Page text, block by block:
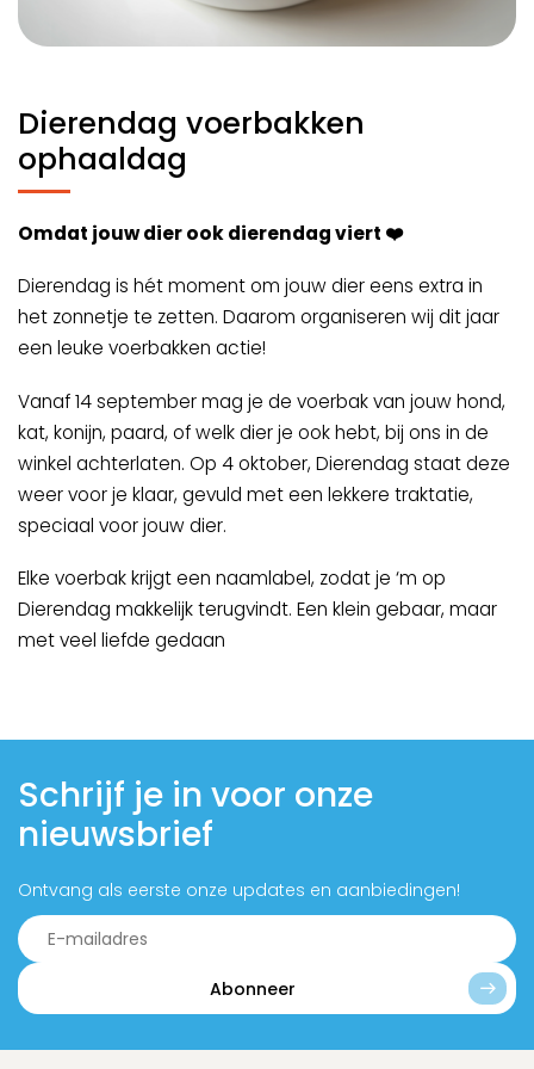
Dierendag voerbakken
ophaaldag
Omdat jouw dier ook dierendag viert ❤️
Dierendag is hét moment om jouw dier eens extra in
het zonnetje te zetten. Daarom organiseren wij dit jaar
een leuke voerbakken actie!
Vanaf 14 september mag je de voerbak van jouw hond,
kat, konijn, paard, of welk dier je ook hebt, bij ons in de
winkel achterlaten. Op 4 oktober, Dierendag staat deze
weer voor je klaar, gevuld met een lekkere traktatie,
speciaal voor jouw dier.
Elke voerbak krijgt een naamlabel, zodat je ‘m op
Dierendag makkelijk terugvindt. Een klein gebaar, maar
met veel liefde gedaan
Schrijf je in voor onze
nieuwsbrief
Ontvang als eerste onze updates en aanbiedingen!
Abonneer